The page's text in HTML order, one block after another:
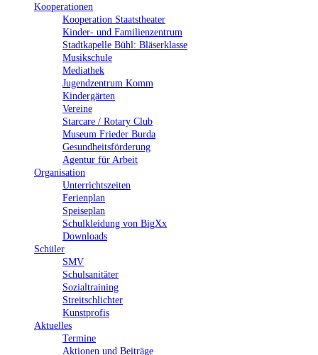
Kooperationen
Kooperation Staatstheater
Kinder- und Familienzentrum
Stadtkapelle Bühl: Bläserklasse
Musikschule
Mediathek
Jugendzentrum Komm
Kindergärten
Vereine
Starcare / Rotary Club
Museum Frieder Burda
Gesundheitsförderung
Agentur für Arbeit
Organisation
Unterrichtszeiten
Ferienplan
Speiseplan
Schulkleidung von BigXx
Downloads
Schüler
SMV
Schulsanitäter
Sozialtraining
Streitschlichter
Kunstprofis
Aktuelles
Termine
Aktionen und Beiträge